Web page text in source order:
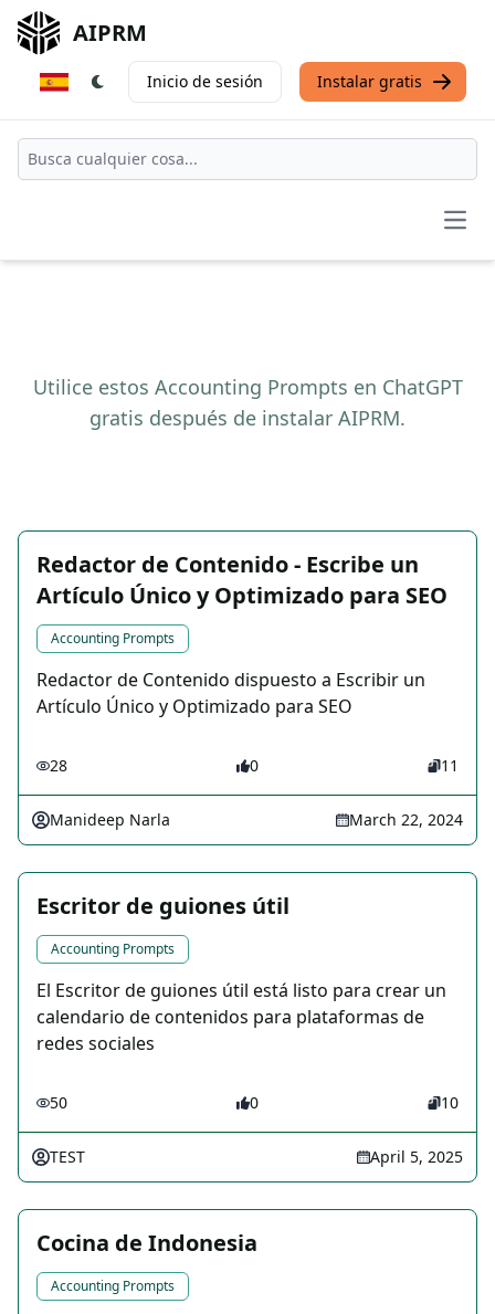
AIPRM
Inicio de sesión Instalar gratis
Utilice estos Accounting Prompts en ChatGPT
gratis después de instalar AIPRM.
Redactor de Contenido - Escribe un
Artículo Único y Optimizado para SEO
Accounting Prompts
Redactor de Contenido dispuesto a Escribir un
Artículo Único y Optimizado para SEO
28 0 11
Manideep Narla March 22, 2024
Escritor de guiones útil
Accounting Prompts
El Escritor de guiones útil está listo para crear un
calendario de contenidos para plataformas de
redes sociales
50 0 10
TEST April 5, 2025
Cocina de Indonesia
Accounting Prompts